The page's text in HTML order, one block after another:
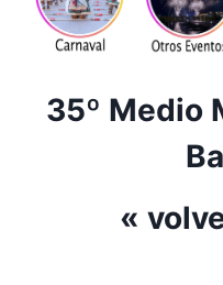
35º Medio
«